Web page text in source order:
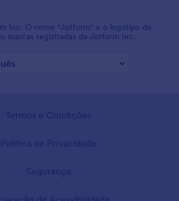
Inc. O nome "Jotform" e o logotipo da
marcas registradas da Jotform Inc.
Termos e Condições
Política de Privacidade
Segurança